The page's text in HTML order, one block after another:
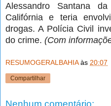
Alessandro Santana
Califórnia e teria
drogas. A Polícia Civil
do crime. (Com
RESUMOGERALBAHIA às 20:07
Compartilhar